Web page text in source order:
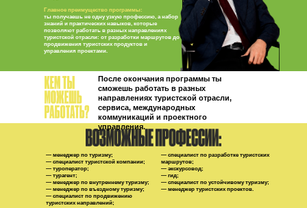
ты получаешь не одну узкую профессию, а набор
знаний и практических навыков, которые
позволяют работать в разных направлениях
туристской отрасли: от разработки маршрутов до
продвижения туристских продуктов и
управления проектами.
Главное преимущество программы:
— специалист по разработке туристских
маршрутов;
— экскурсовод;
— гид;
— специалист по устойчивому туризму;
— менеджер туристских проектов.
— менеджер по туризму;
— специалист туристской компании;
— туроператор;
— турагент;
— менеджер по внутреннему туризму;
— менеджер по въездному туризму;
— специалист по продвижению
туристских направлений;
После окончания программы ты
сможешь работать в разных
направлениях туристской отрасли,
сервиса, международных
коммуникаций и проектного
управления.